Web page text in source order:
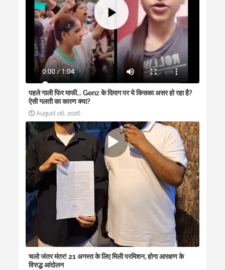
पहले गाली फिर माफी... Genz के दिमाग पर ये किसका असर हो रहा है?
ऐसी गलती का कारण क्या?
August 06, 2026
चलो जंतर मंतर! 21 अगस्त के लिए मिली परमिशन, होगा आरक्षण के
विरुद्ध आंदोलन